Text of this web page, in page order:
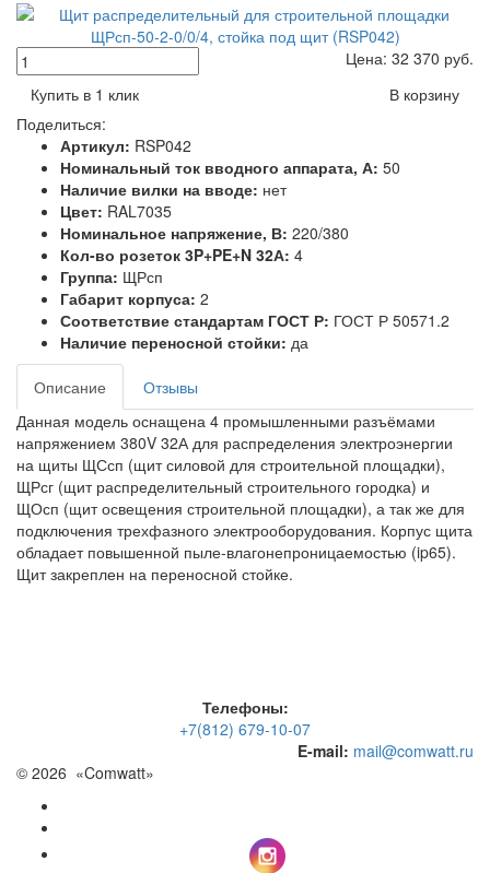
Цена: 32 370 руб.
Купить в 1 клик
В корзину
Поделиться:
Артикул: RSP042
Номинальный ток вводного аппарата, А: 50
Наличие вилки на вводе: нет
Цвет: RAL7035
Номинальное напряжение, В: 220/380
Кол-во розеток 3P+PE+N 32А: 4
Группа: ЩРсп
Габарит корпуса: 2
Соответствие стандартам ГОСТ Р: ГОСТ Р 50571.2
Наличие переносной стойки: да
Описание
Отзывы
Данная модель оснащена 4 промышленными разъёмами
напряжением 380V 32А для распределения электроэнергии
на щиты ЩСсп (щит силовой для строительной площадки),
ЩРсг (щит распределительный строительного городка) и
ЩОсп (щит освещения строительной площадки), а так же для
подключения трехфазного электрооборудования. Корпус щита
обладает повышенной пыле-влагонепроницаемостью (ip65).
Щит закреплен на переносной стойке.
Телефоны:
+7(812) 679-10-07
E-mail: mail@comwatt.ru
© 2026 «Comwatt»